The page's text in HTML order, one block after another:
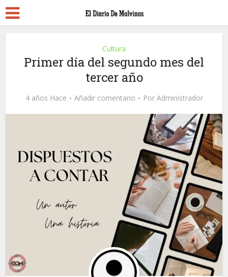
Cultura
Primer día del segundo mes del
tercer año
4 años Hace Añadir comentario Por Administrador